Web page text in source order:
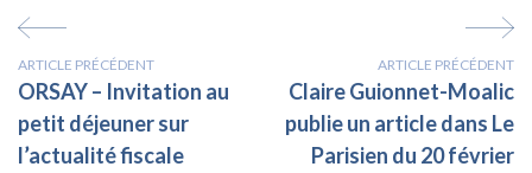
ARTICLE PRÉCÉDENT
ORSAY – Invitation au
petit déjeuner sur
l’actualité fiscale
ARTICLE PRÉCÉDENT
Claire Guionnet-Moalic
publie un article dans Le
Parisien du 20 février